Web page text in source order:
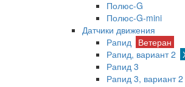
Полюс-G
Полюс-G-mini
Датчики движения
Рапид Ветеран
Рапид, вариант 2
Рапид 3
Рапид 3, вариант 2